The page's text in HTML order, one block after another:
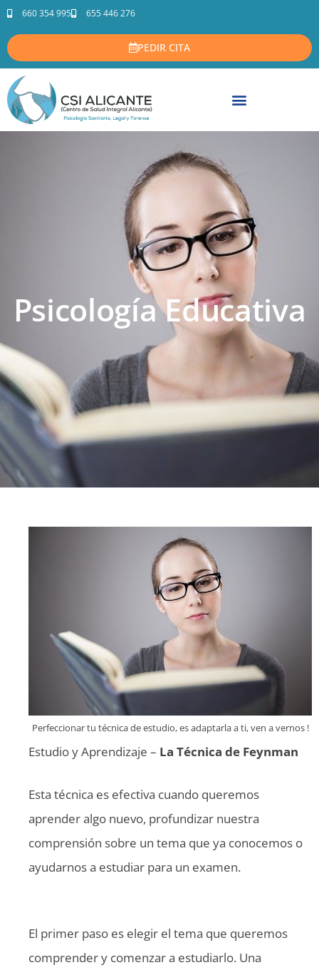
660 354 995 655 446 276
PEDIR CITA
Psicología Educativa
Perfeccionar tu técnica de estudio, es adaptarla a ti, ven a vernos !
Estudio y Aprendizaje – La Técnica de Feynman
Esta técnica es efectiva cuando queremos
aprender algo nuevo, profundizar nuestra
comprensión sobre un tema que ya conocemos o
ayudarnos a estudiar para un examen.
El primer paso es elegir el tema que queremos
comprender y comenzar a estudiarlo. Una